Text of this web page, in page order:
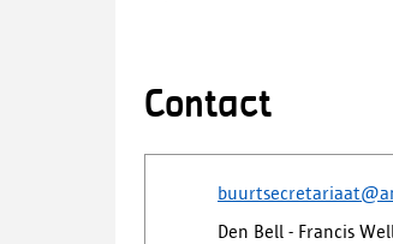
Contact
Den Bell - Francis